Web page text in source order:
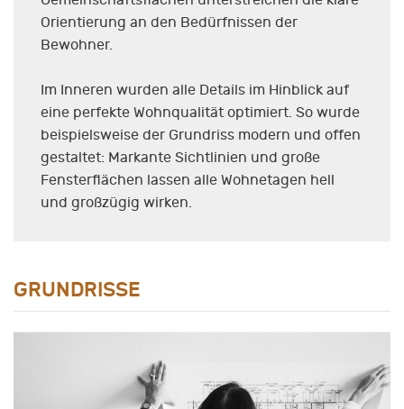
Orientierung an den Bedürfnissen der
Bewohner.
Im Inneren wurden alle Details im Hinblick auf
eine perfekte Wohnqualität optimiert. So wurde
beispielsweise der Grundriss modern und offen
gestaltet: Markante Sichtlinien und große
Fensterflächen lassen alle Wohnetagen hell
und großzügig wirken.
GRUNDRISSE